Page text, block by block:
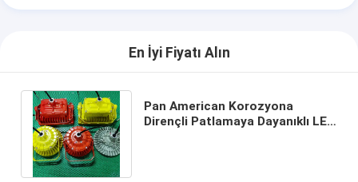
En İyi Fiyatı Alın
Pan American Korozyona
Dirençli Patlamaya Dayanıklı LED